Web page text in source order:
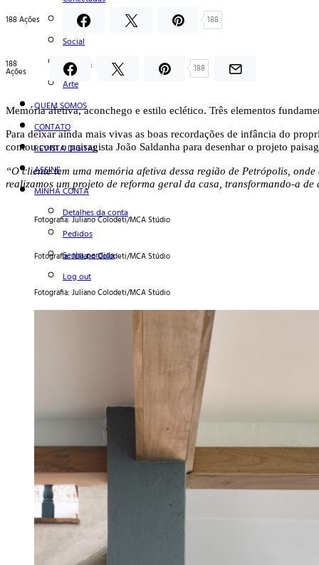
Notas
Social
Mostras
Arte
QUEM SOMOS
CONTATO
REVISTA DIGITAL
ASSINE
MINHA CONTA
Detalhes da conta
Pedidos
Senha perdida
Log out
188 Ações 188
188
Ações 188
Memória afetiva, aconchego e estilo eclético. Três elementos
Para deixar ainda mais vivas as boas recordações de infância do
contou com o paisagista João Saldanha para desenhar o projeto
“O cliente tem uma memória afetiva dessa região de Petrópolis,
realizamos um projeto de reforma geral da casa, transformando-a
Fotografia: Juliano Colodeti/MCA Stúdio
Fotografia: Juliano Colodeti/MCA Stúdio
Fotografia: Juliano Colodeti/MCA Stúdio